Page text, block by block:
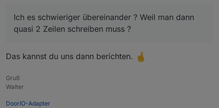
Ich es schwieriger übereinander ? Weil man dann
quasi 2 Zeilen schreiben muss ?
Das kannst du uns dann berichten.
Gruß
Walter
DoorIO-Adapter